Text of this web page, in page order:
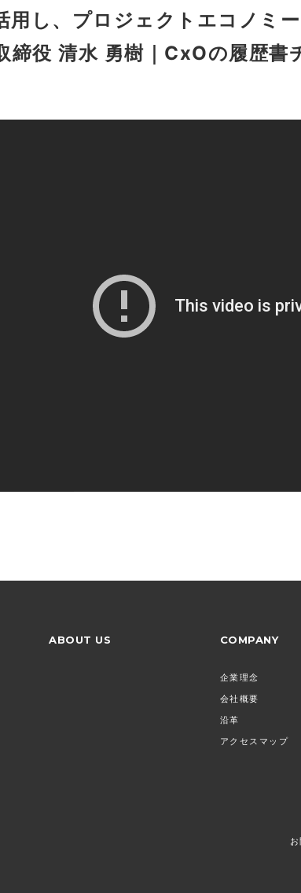
用し、プロジェクトエコノミ
締役 清水 勇樹｜CxOの履歴
ABOUT US COMPANY
企業理念
会社概要
沿革
アクセスマップ